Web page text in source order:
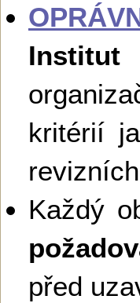
Institut
kritérií
Každý
před